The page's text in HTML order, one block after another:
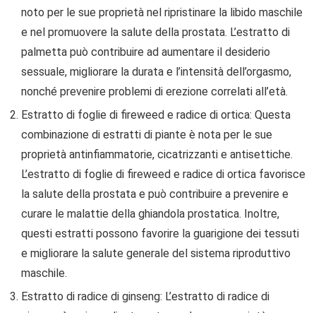
noto per le sue proprietà nel ripristinare la libido maschile
e nel promuovere la salute della prostata. L’estratto di
palmetta può contribuire ad aumentare il desiderio
sessuale, migliorare la durata e l’intensità dell’orgasmo,
nonché prevenire problemi di erezione correlati all’età.
Estratto di foglie di fireweed e radice di ortica: Questa
combinazione di estratti di piante è nota per le sue
proprietà antinfiammatorie, cicatrizzanti e antisettiche.
L’estratto di foglie di fireweed e radice di ortica favorisce
la salute della prostata e può contribuire a prevenire e
curare le malattie della ghiandola prostatica. Inoltre,
questi estratti possono favorire la guarigione dei tessuti
e migliorare la salute generale del sistema riproduttivo
maschile.
Estratto di radice di ginseng: L’estratto di radice di